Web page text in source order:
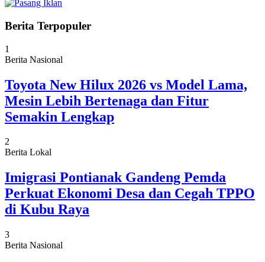
Berita Terpopuler
1
Berita Nasional
Toyota New Hilux 2026 vs Model Lama,
Mesin Lebih Bertenaga dan Fitur
Semakin Lengkap
2
Berita Lokal
Imigrasi Pontianak Gandeng Pemda
Perkuat Ekonomi Desa dan Cegah TPPO
di Kubu Raya
3
Berita Nasional